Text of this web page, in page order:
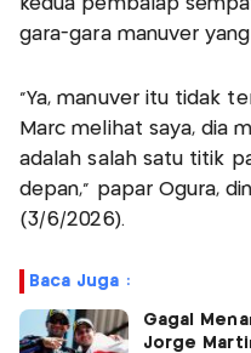
kedua pembalap
gara-gara manuver
“Ya, manuver itu tidak
Marc melihat saya, dia
adalah salah satu titik
depan,” papar Ogura,
(3/6/2026).
Baca Juga :
Gagal
Jorge